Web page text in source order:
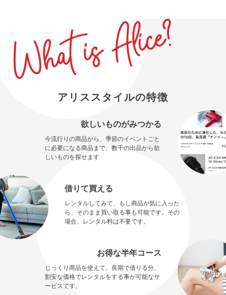
アリススタイルの特徴
欲しいものがみつかる
今流行りの商品から、季節のイベントごと
に必要になる商品まで、数千の出品から欲
しいものを探せます
借りて買える
レンタルしてみて、もし商品が気に入った
ら、そのまま買い取る事も可能です。その
場合、レンタル料は不要です。
お得な半年コース
じっくり商品を使えて、長期で借りる分、
割安な価格でレンタルをする事が可能なサ
ービスです。